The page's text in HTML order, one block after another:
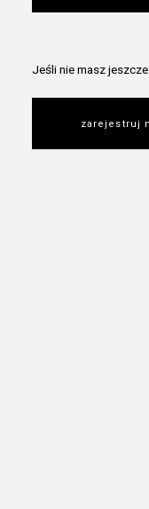
Jeśli nie masz
zarejestruj